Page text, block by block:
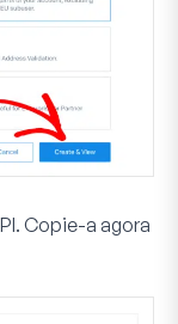
Copie-a agora